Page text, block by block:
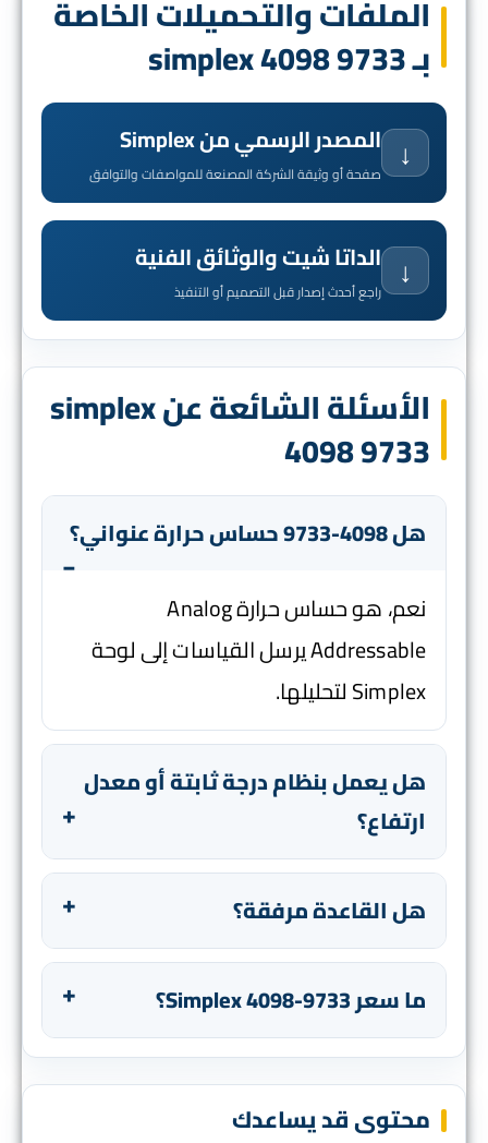
الملفات والتحميلات الخاصة
بـ simplex 4098 9733
↓ المصدر الرسمي من Simplex
صفحة أو وثيقة الشركة المصنعة للمواصفات والتوافق
↓ الداتا شيت والوثائق الفنية
راجع أحدث إصدار قبل التصميم أو التنفيذ
الأسئلة الشائعة عن simplex
4098 9733
هل 4098-9733 حساس حرارة عنواني؟
نعم، هو حساس حرارة Analog
Addressable يرسل القياسات إلى لوحة
Simplex لتحليلها.
هل يعمل بنظام درجة ثابتة أو معدل
ارتفاع؟
هل القاعدة مرفقة؟
ما سعر Simplex 4098-9733؟
محتوى قد يساعدك